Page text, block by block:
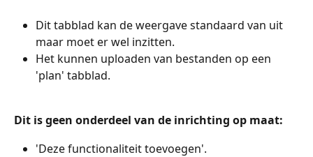
Dit tabblad kan de weergave standaard van uit
maar moet er wel inzitten.
Het kunnen uploaden van bestanden op een
'plan' tabblad.
Dit is geen onderdeel van de inrichting op maat:
'Deze functionaliteit toevoegen'.